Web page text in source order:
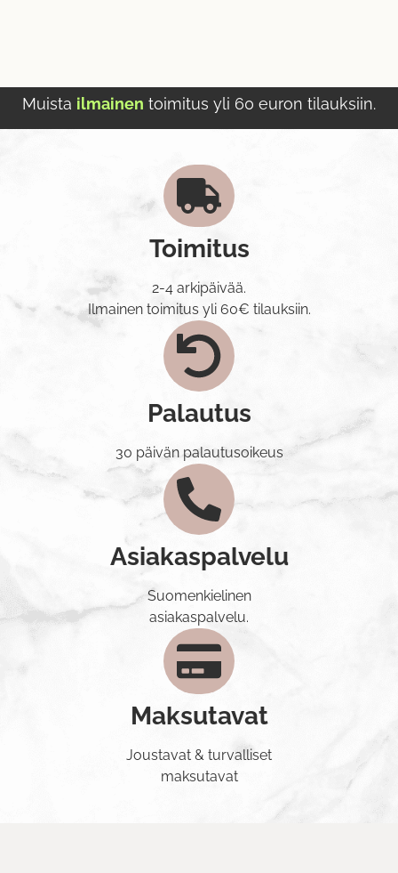
Muista ilmainen toimitus yli 60 euron tilauksiin.
Toimitus
2-4 arkipäivää.
Ilmainen toimitus yli 60€ tilauksiin.
Palautus
30 päivän palautusoikeus
Asiakaspalvelu
Suomenkielinen
asiakaspalvelu.
Maksutavat
Joustavat & turvalliset
maksutavat